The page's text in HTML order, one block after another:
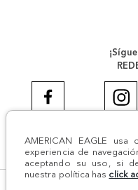
AMERICAN EAGLE
experiencia de
aceptando su uso, si
nuestra política has click